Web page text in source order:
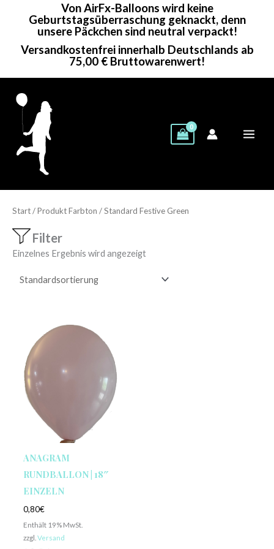
Von AirFx-Balloons wird keine
Geburtstagsüberraschung geknackt, denn
unsere Päckchen sind neutral verpackt!
Versandkostenfrei innerhalb Deutschlands ab
75,00 € Bruttowarenwert!
Start/ Produkt Farbton / Standard Festive Green
Filter
Einzelnes Ergebnis wird angezeigt
ANAGRAM
RUNDBALLON | 18″
EINZELN
0,80€
Enthält 19% MwSt.
zzgl. Versand